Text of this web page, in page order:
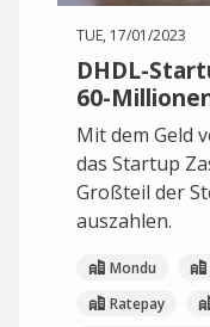
TUE, 17/01/2023
DHDL-
60-
Mit dem Geld
das Startup
Großteil der
auszahlen.
Mondu
Ratepay